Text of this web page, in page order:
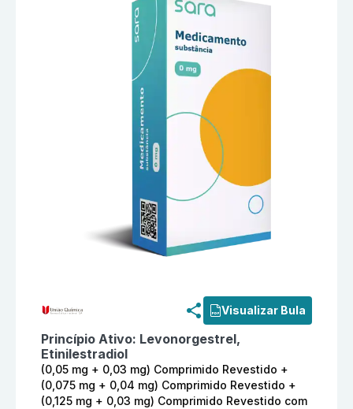
Visualizar Bula
Princípio Ativo: Levonorgestrel,
Etinilestradiol
(0,05 mg + 0,03 mg) Comprimido Revestido +
(0,075 mg + 0,04 mg) Comprimido Revestido +
(0,125 mg + 0,03 mg) Comprimido Revestido com